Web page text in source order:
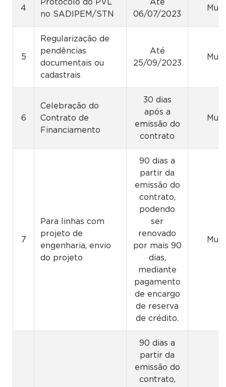
4
Protocolo do PVL
no SADIPEM/STN
Até
06/07/2023
5
Regularização de
pendências
documentais ou
cadastrais
Até
25/09/2023
6
Celebração do
Contrato de
Financiamento
30 dias
após a
emissão do
contrato
7
Para linhas com
projeto de
engenharia, envio
do projeto
90 dias a
partir da
emissão do
contrato,
podendo
ser
renovado
por mais 90
dias,
mediante
pagamento
de encargo
de reserva
de crédito.
90 dias a
partir da
emissão do
contrato,